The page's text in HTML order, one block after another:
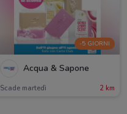
-5 GIORNI
Acqua & Sapone
Scade martedì 2 km